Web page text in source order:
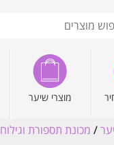
מוצרי שיער
/ מכונת תספורת וגילוח